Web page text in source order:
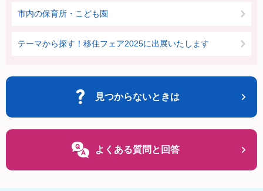
市内の保育所・こども園
テーマから探す！移住フェア2025に出展いたします
見つからないときは
よくある質問と回答